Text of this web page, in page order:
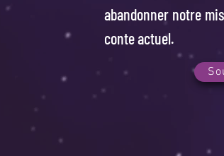
abandonner notre
conte actuel.